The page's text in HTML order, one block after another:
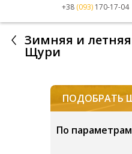
+38 (093) 170-17-04
Зимняя и
Щури
ПОДОБРАТЬ
По параметрам